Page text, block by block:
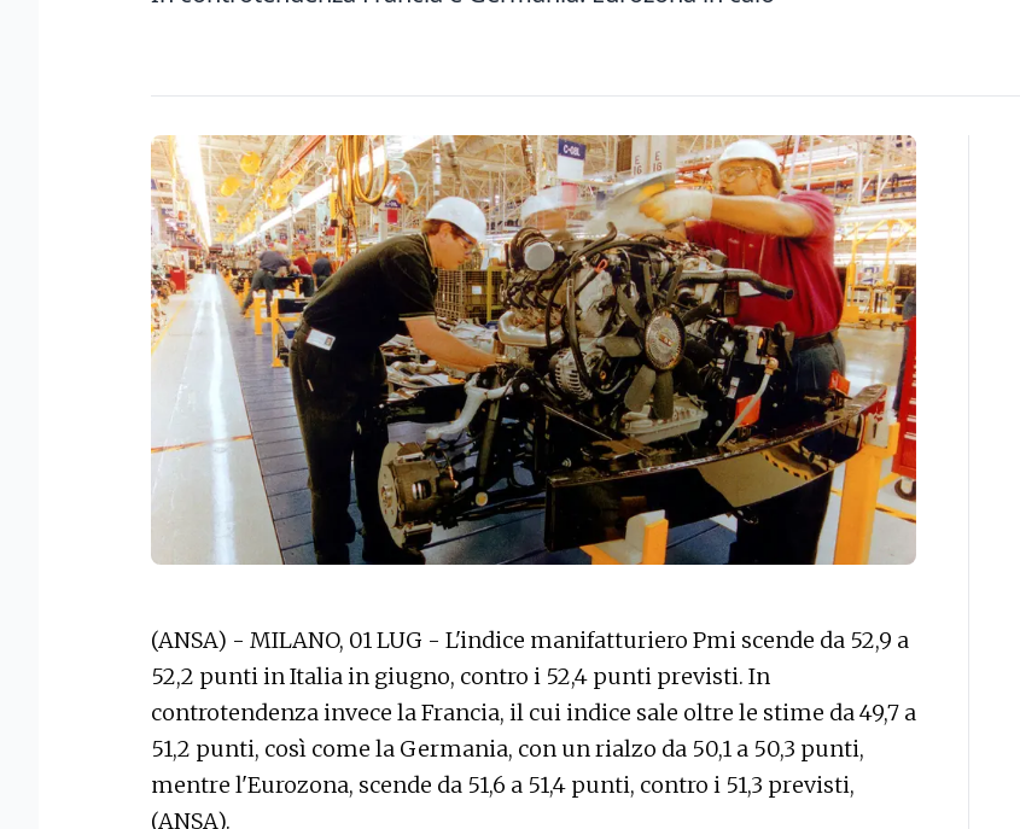
(ANSA) - MILANO, 01 LUG - L'indice manifatturiero Pmi scende da 52,9 a
52,2 punti in Italia in giugno, contro i 52,4 punti previsti. In
controtendenza invece la Francia, il cui indice sale oltre le stime da 49,7 a
51,2 punti, così come la Germania, con un rialzo da 50,1 a 50,3 punti,
mentre l'Eurozona, scende da 51,6 a 51,4 punti, contro i 51,3 previsti,
(ANSA).